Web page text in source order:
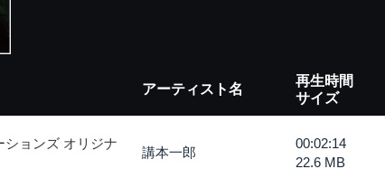
アーティスト名
再生時間
サイズ
ションズ オリジナ
講本一郎
00:02:14
22.6 MB